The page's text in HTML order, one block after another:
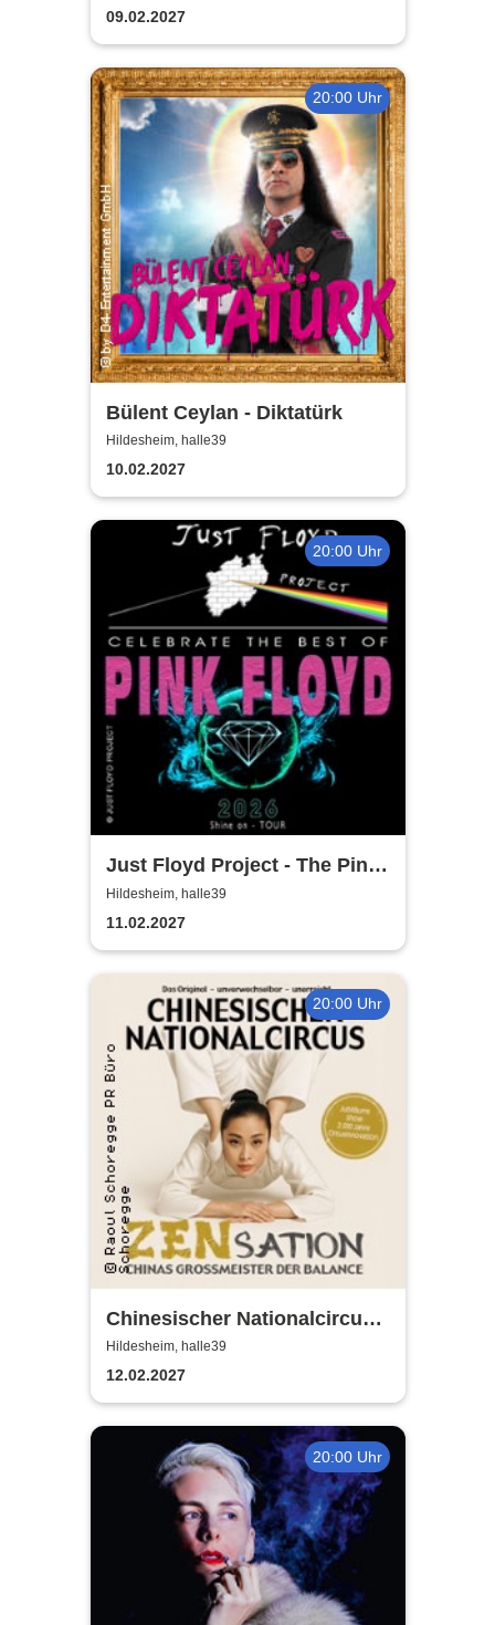
aller Zeiten
09.02.2027
20:00 Uhr
Bülent Ceylan - Diktatürk
Hildesheim, halle39
10.02.2027
20:00 Uhr
Just Floyd Project - The Pink
Floyd Tribute Show
Hildesheim, halle39
11.02.2027
20:00 Uhr
Chinesischer Nationalcircus -
ZENsation - Chinas
Grossmeister der Balance
Hildesheim, halle39
12.02.2027
20:00 Uhr